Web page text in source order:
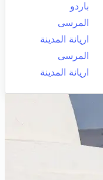
باردو
المرسى
اريانة المدينة
المرسى
اريانة المدينة